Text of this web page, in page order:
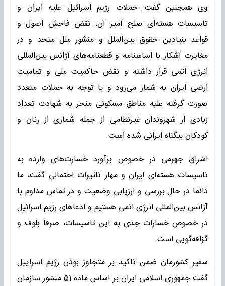
وی همچنین گفت: حملات رژیم اسرائیل علیه ایران و
تاسیسات هسته‌ای صلح آمیز آن، نقض فاحش اصول و
قواعد بنیادین حقوق بین‌الملل و منشور ملل متحد و در
مغایرت آشکار با اساسنامه و قطعنامه‌های آژانس بین‌المللی
انرژی اتمی قرار داشته و نقض حاکمیت ملی و تمامیت
ارضی ایران به شمار می‌رود و با توجه به حملات متعدد
صورت گرفته علیه مناطق مسکونی منجر به شهادت تعداد
زبادی از شهروندان غیرنظامی ‌از جمله شماری از زنان و
کودکان بیگناه ایرانی شده است.
اشراق جهرمی در خصوص برآورد خسارت‌های وارده به
تاسیسات هسته‌ای ایران و مهار تاثیرات احتمالی گفت،‌ ما
دائما در حال بررسی و ارزیابی وضعیت و در تماس مداوم با
آژانس بین‌المللی انرژی اتمی هستیم و ادعاهای رژیم اسرائیل
در خصوص خسارات جدی به این تاسیسات، صرفاً بلوف و
گزافه‌گویی است.
سفیر کشورمان ضمن تاکید بر متجاوز بودن رژیم اسراییل
گفت جمهوری اسلامی ایران بر اساس ماده 51 منشور سازمان